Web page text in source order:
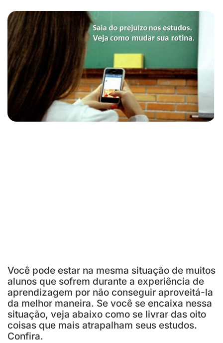
Você pode estar na mesma situação de muitos
alunos que sofrem durante a experiência de
aprendizagem por não conseguir aproveitá-la
da melhor maneira. Se você se encaixa nessa
situação, veja abaixo como se livrar das oito
coisas que mais atrapalham seus estudos.
Confira.